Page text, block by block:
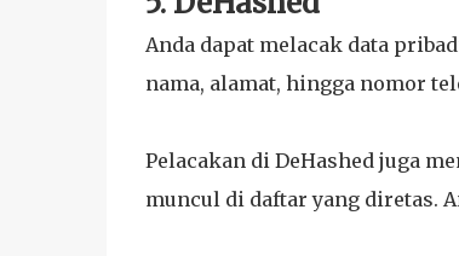
Anda dapat melacak data
nama, alamat, hingga nomor
Pelacakan di DeHashed juga
muncul di daftar yang diretas.